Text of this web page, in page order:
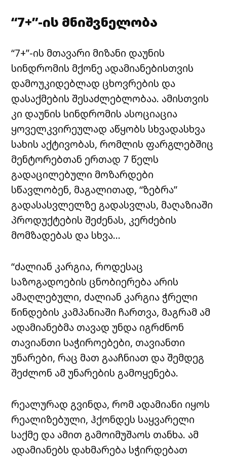
“7+”-ის მნიშვნელობა
“7+”-ის მთავარი მიზანი დაუნის
სინდრომის მქონე ადამიანებისთვის
დამოუკიდებლად ცხოვრების და
დასაქმების შესაძლებლობაა. ამისთვის
კი დაუნის სინდრომის ასოციაცია
ყოველკვირეულად აწყობს სხვადასხვა
სახის აქტივობას, რომლის ფარგლებშიც
მენტორებთან ერთად 7 წელს
გადაცილებული მოზარდები
სწავლობენ, მაგალითად, “ზებრა”
გადასასვლელზე გადასვლას, მაღაზიაში
პროდუქტების შეძენას, კერძების
მომზადებას და სხვა…
“ძალიან კარგია, როდესაც
საზოგადოების ცნობიერება არის
ამაღლებული, ძალიან კარგია ჭრელი
წინდების კამპანიაში ჩართვა, მაგრამ ამ
ადამიანებმა თავად უნდა იგრძნონ
თავიანთი საჭიროებები, თავიანთი
უნარები, რაც მათ გააჩნიათ და შემდეგ
შეძლონ ამ უნარების გამოყენება.
რეალურად გვინდა, რომ ადამიანი იყოს
რეალიზებული, ჰქონდეს საყვარელი
საქმე და ამით გამოიმუშაოს თანხა. ამ
ადამიანებს დახმარება სჭირდებათ